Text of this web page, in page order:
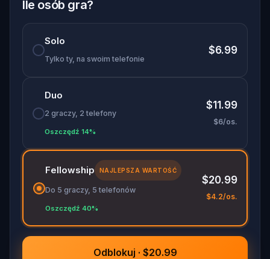
Ile osób gra?
Solo
Tylko ty, na swoim telefonie
$6.99
Duo
2 graczy, 2 telefony
Oszczędź 14%
$11.99
$6/os.
Fellowship NAJLEPSZA WARTOŚĆ
Do 5 graczy, 5 telefonów
Oszczędź 40%
$20.99
$4.2/os.
Odblokuj · $20.99